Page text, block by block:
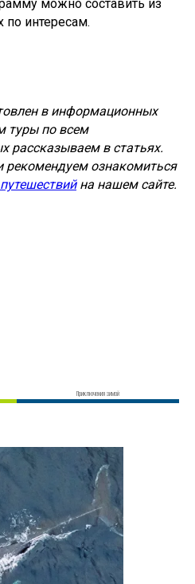
можно составить из
по интересам.
в информационных
туры по всем
рассказываем в статьях.
рекомендуем ознакомиться
на нашем сайте.
Приключения зимой